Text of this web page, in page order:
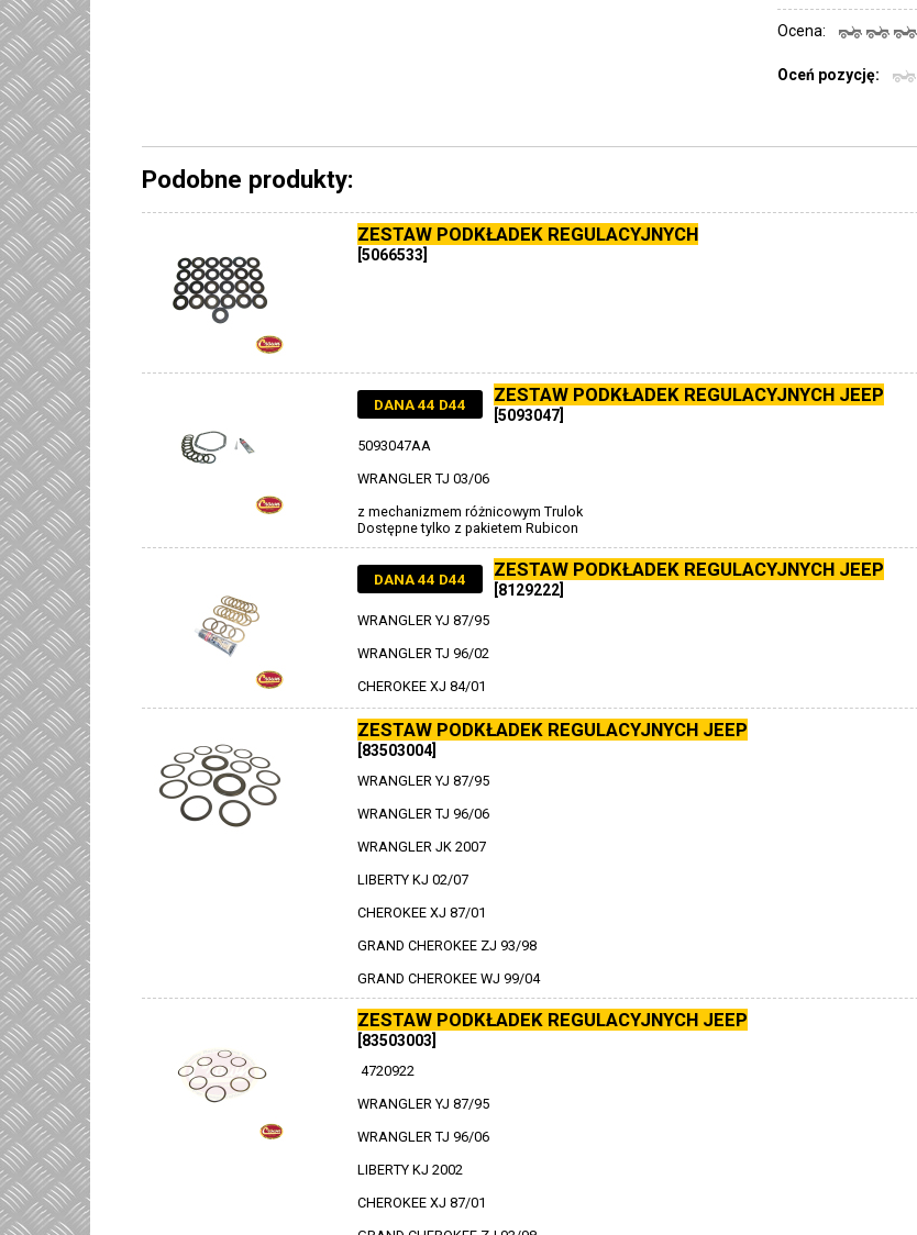
Ocena:
Oceń pozycję:
Podobne produkty:
ZESTAW PODKŁADEK REGULACYJNYCH
[5066533]
ZESTAW PODKŁADEK REGULACYJNYCH JEEP
DANA 44 D44
[5093047]
5093047AA
WRANGLER TJ 03/06
z mechanizmem różnicowym Trulok
Dostępne tylko z pakietem Rubicon
ZESTAW PODKŁADEK REGULACYJNYCH JEEP
DANA 44 D44
[8129222]
WRANGLER YJ 87/95
WRANGLER TJ 96/02
CHEROKEE XJ 84/01
ZESTAW PODKŁADEK REGULACYJNYCH JEEP
[83503004]
WRANGLER YJ 87/95
WRANGLER TJ 96/06
WRANGLER JK 2007
LIBERTY KJ 02/07
CHEROKEE XJ 87/01
GRAND CHEROKEE ZJ 93/98
GRAND CHEROKEE WJ 99/04
ZESTAW PODKŁADEK REGULACYJNYCH JEEP
[83503003]
4720922
WRANGLER YJ 87/95
WRANGLER TJ 96/06
LIBERTY KJ 2002
CHEROKEE XJ 87/01